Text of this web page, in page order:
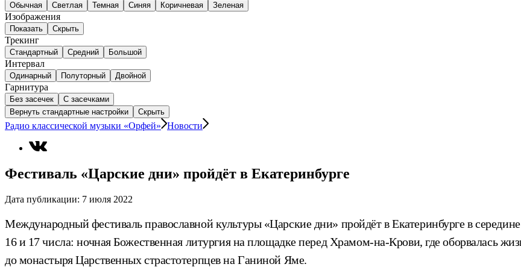
Обычная Светлая Темная Синяя Коричневая Зеленая
Изображения
Показать Скрыть
Трекинг
Стандартный Средний Большой
Интервал
Одинарный Полуторный Двойной
Гарнитура
Без засечек
С засечками
Вернуть стандартные настройки
Скрыть
Радио классической музыки «Орфей» Новости
Фестиваль «Царские дни» пройдёт в Екатеринбурге
Дата публикации: 7 июля 2022
Международный фестиваль православной культуры «Царские дни» пройдёт в Екатеринбурге в
16 и 17 числа: ночная Божественная литургия на площадке перед Храмом-на-Крови, где оборвалась
до монастыря Царственных страстотерпцев на Ганиной Яме.